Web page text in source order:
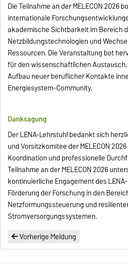
Die Teilnahme an der MELECON 2026
internationale
akademische Sichtbarkeit im Bereich
Netzbildungstechnologien und
Ressourcen. Die Veranstaltung bot
für den wissenschaftlichen
Aufbau neuer beruflicher Kontakte
Energiesystem-Community.
Danksagung
Der LENA-Lehrstuhl bedankt sich
und Vorsitzkomitee der MELECON
Koordination und professionelle
Teilnahme an der MELECON 2026
kontinuierliche Engagement des
Förderung der Forschung in den
Netzformungssteuerung und
Stromversorgungssystemen.
Vorherige Meldung